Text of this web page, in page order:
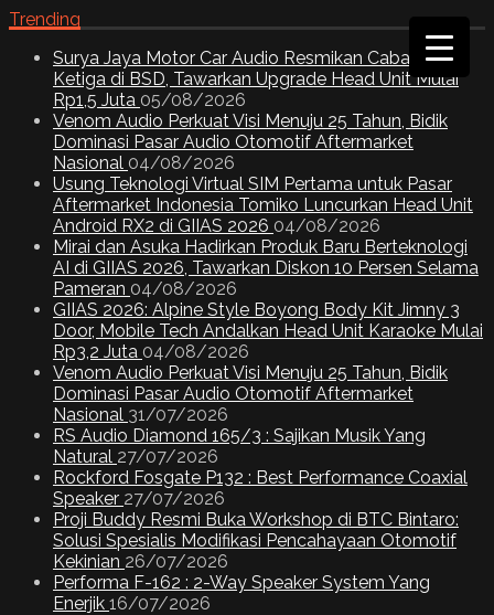
Trending
Surya Jaya Motor Car Audio Resmikan Cabang
Ketiga di BSD, Tawarkan Upgrade Head Unit Mulai
Rp1,5 Juta 05/08/2026
Venom Audio Perkuat Visi Menuju 25 Tahun, Bidik
Dominasi Pasar Audio Otomotif Aftermarket
Nasional 04/08/2026
Usung Teknologi Virtual SIM Pertama untuk Pasar
Aftermarket Indonesia Tomiko Luncurkan Head Unit
Android RX2 di GIIAS 2026 04/08/2026
Mirai dan Asuka Hadirkan Produk Baru Berteknologi
AI di GIIAS 2026, Tawarkan Diskon 10 Persen Selama
Pameran 04/08/2026
GIIAS 2026: Alpine Style Boyong Body Kit Jimny 3
Door, Mobile Tech Andalkan Head Unit Karaoke Mulai
Rp3,2 Juta 04/08/2026
Venom Audio Perkuat Visi Menuju 25 Tahun, Bidik
Dominasi Pasar Audio Otomotif Aftermarket
Nasional 31/07/2026
RS Audio Diamond 165/3 : Sajikan Musik Yang
Natural 27/07/2026
Rockford Fosgate P132 : Best Performance Coaxial
Speaker 27/07/2026
Proji Buddy Resmi Buka Workshop di BTC Bintaro:
Solusi Spesialis Modifikasi Pencahayaan Otomotif
Kekinian 26/07/2026
Performa F-162 : 2-Way Speaker System Yang
Enerjik 16/07/2026